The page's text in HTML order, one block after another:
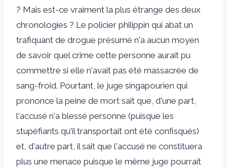
? Mais est-ce vraiment la plus étrange des deux
chronologies ? Le policier philippin qui abat un
trafiquant de drogue présumé n'a aucun moyen
de savoir quel crime cette personne aurait pu
commettre si elle n'avait pas été massacrée de
sang-froid. Pourtant, le juge singapourien qui
prononce la peine de mort sait que, d'une part,
l'accusé n'a blessé personne (puisque les
stupéfiants qu'il transportait ont été confisqués)
et, d'autre part, il sait que l'accusé ne constituera
plus une menace puisque le même juge pourrait